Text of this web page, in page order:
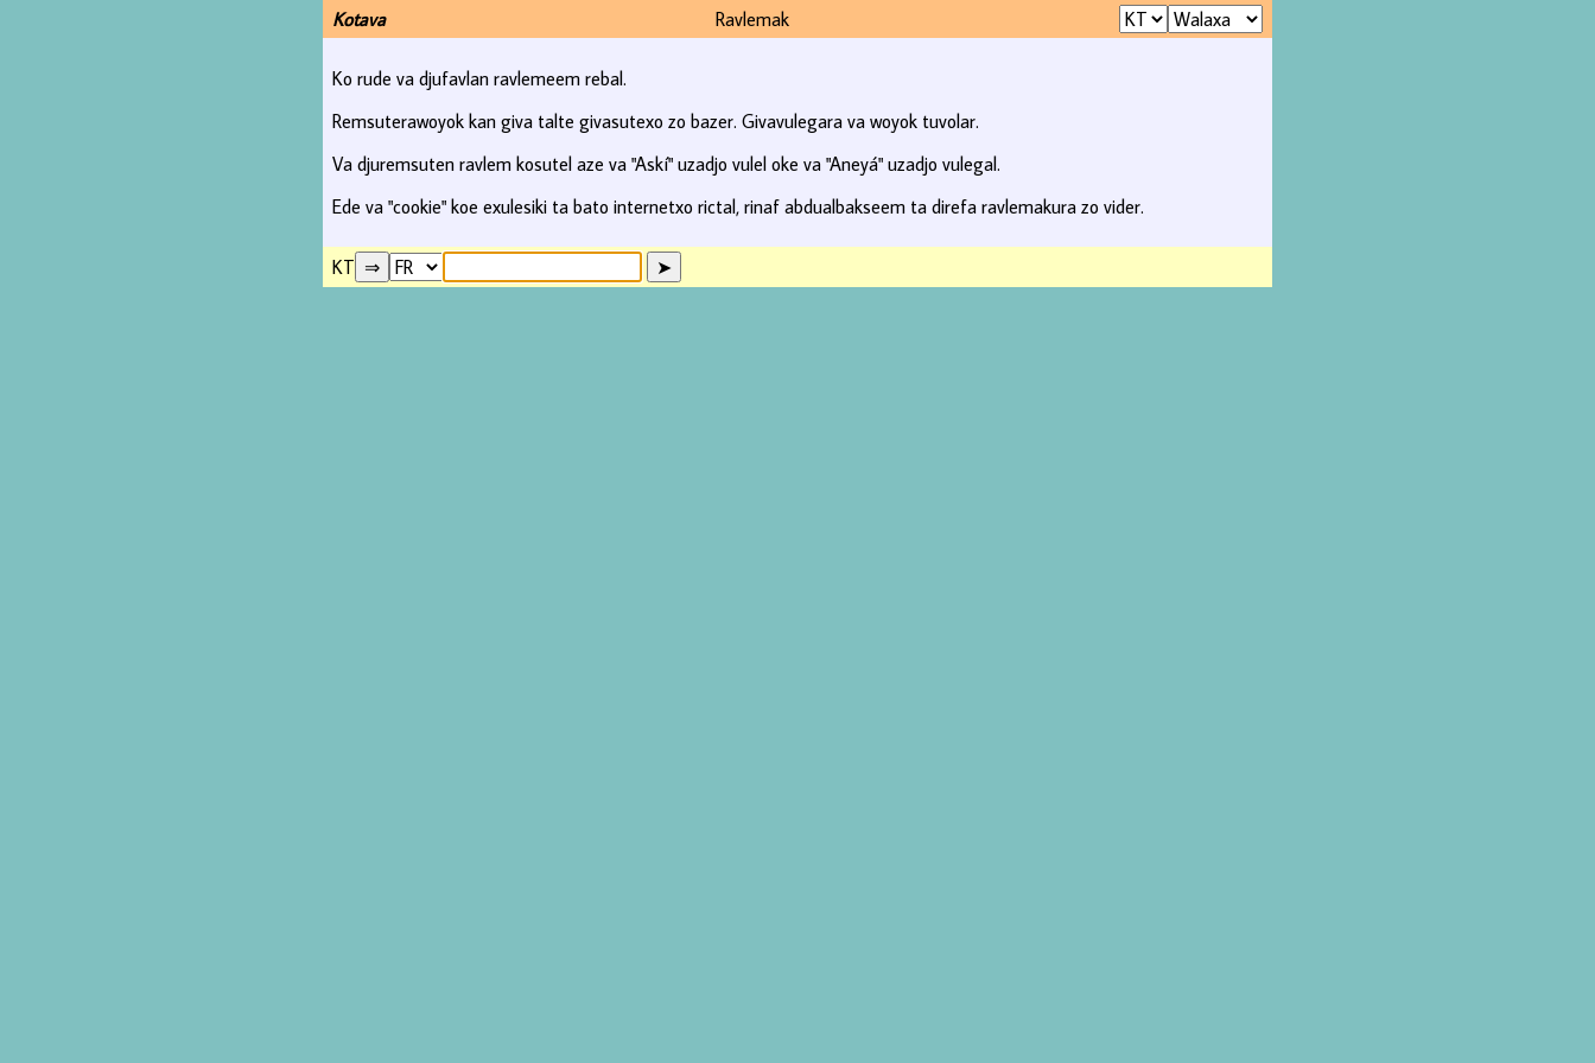
Kotava Ravlemak
Ko rude va djufavlan ravlemeem rebal.
Remsuterawoyok kan giva talte givasutexo zo bazer. Givavulegara va woyok tuvolar.
Va djuremsuten ravlem kosutel aze va "Askí" uzadjo vulel oke va "Aneyá" uzadjo vulegal.
Ede va "cookie" koe exulesiki ta bato internetxo rictal, rinaf abdualbakseem ta direfa ravlemakura zo vider.
KT